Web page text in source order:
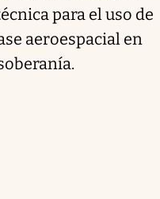
para el uso de
aeroespacial en